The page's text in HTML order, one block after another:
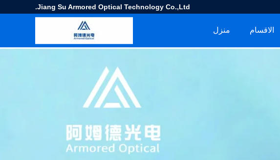
Jiang Su Armored Optical Technology Co.,Ltd.
منزل الاقسام